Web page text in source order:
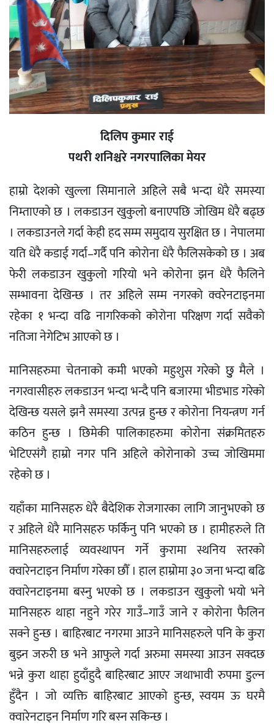
दिलिप कुमार राई
पथरी शनिश्चरे नगरपालिका मेयर
हाम्रो देशको खुल्ला सिमानाले अहिले सबै भन्दा धेरै समस्या
निम्ताएको छ । लकडाउन खुकुलो बनाएपछि जोखिम धेरै बढ्छ
। लकडाउनले गर्दा केही हद सम्म समुदाय सुरक्षित छ । नेपालमा
यति धेरै कडाई गर्दा–गर्दै पनि कोरोना धेरै फैलिसकेको छ । अब
फेरी लकडाउन खुकुलो गरियो भने कोरोना झन धेरै फैलिने
सम्भावना देखिन्छ । तर अहिले सम्म नगरको क्वरेनटाइनमा
रहेका १ भन्दा वढि नागरिकको कोरोना परिक्षण गर्दा सवैको
नतिजा नेगेटिभ आएको छ ।
मानिसहरुमा चेतनाको कमी भएको महुशुस गरेको छुु मैले ।
नगरवासीहरु लकडाउन भन्दा भन्दै पनि बजारमा भीडभाड गरेको
देखिन्छ यसले झनै समस्या उत्पन्न हुन्छ र कोरोना नियन्त्रण गर्न
कठिन हुन्छ । छिमेकी पालिकाहरुमा कोरोना संक्रमितहरु
भेटिएसंगै हाम्रो नगर पनि अहिले कोरोनाको उच्च जोखिममा
रहेको छ ।
यहाँका मानिसहरु धेरै बैदेशिक रोजगारका लागि जानुभएको छ
र अहिले धेरै मानिसहरु फर्किनु पनि भएको छ । हामीहरुले ति
मानिसहरुलाई व्यवस्थापन गर्ने कुरामा स्थनिय स्तरको
क्वारेनटाइन निर्माण गरेका छौँ । हाल हाम्रोमा ३० जना भन्दा बढि
क्वारेनटाइनमा बस्नु भएको छ । लकडाउन खुकुलो भयो भने
मानिसहरु थाहा नहुने गरेर गाउँ–गाउँ जाने र कोरोना फैलिन
सक्ने हुन्छ । बाहिरबाट नगरमा आउने मानिसहरुले पनि के कुरा
बुझ्न जरुरी छ भने आफुले गर्दा अरुमा समस्या आउन सक्दछ
भन्ने कुरा थाहा हुदाँहुदै बाहिरबाट आएर जथाभावी रुपमा डुल्न
हुँदैन । जो व्यक्ति बाहिरबाट आएको हुन्छ, स्वयम ऊ घरमै
क्वारेनटाइन निर्माण गरि बस्न सकिन्छ ।